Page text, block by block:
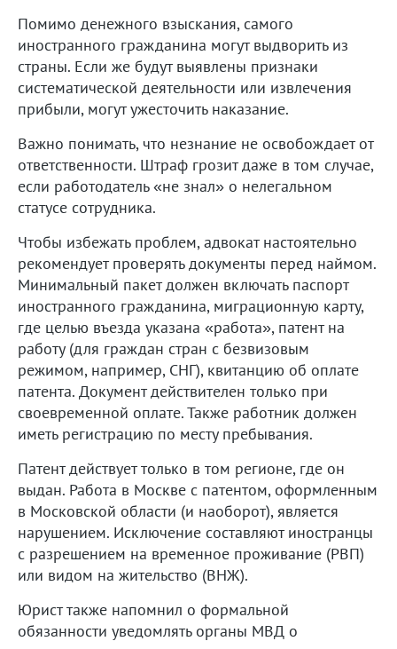
Помимо денежного взыскания, самого
иностранного гражданина могут выдворить из
страны. Если же будут выявлены признаки
систематической деятельности или извлечения
прибыли, могут ужесточить наказание.
Важно понимать, что незнание не освобождает от
ответственности. Штраф грозит даже в том случае,
если работодатель «не знал» о нелегальном
статусе сотрудника.
Чтобы избежать проблем, адвокат настоятельно
рекомендует проверять документы перед наймом.
Минимальный пакет должен включать паспорт
иностранного гражданина, миграционную карту,
где целью въезда указана «работа», патент на
работу (для граждан стран с безвизовым
режимом, например, СНГ), квитанцию об оплате
патента. Документ действителен только при
своевременной оплате. Также работник должен
иметь регистрацию по месту пребывания.
Патент действует только в том регионе, где он
выдан. Работа в Москве с патентом, оформленным
в Московской области (и наоборот), является
нарушением. Исключение составляют иностранцы
с разрешением на временное проживание (РВП)
или видом на жительство (ВНЖ).
Юрист также напомнил о формальной
обязанности уведомлять органы МВД о